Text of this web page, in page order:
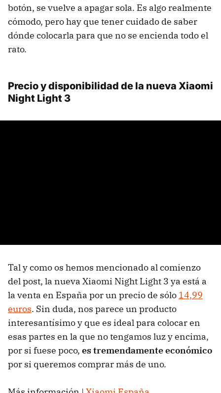
botón, se vuelve a apagar sola. Es algo realmente
cómodo, pero hay que tener cuidado de saber
dónde colocarla para que no se encienda todo el
rato.
Precio y disponibilidad de la nueva Xiaomi
Night Light 3
Tal y como os hemos mencionado al comienzo
del post, la nueva Xiaomi Night Light 3 ya está a
la venta en España por un precio de sólo 14,99
euros. Sin duda, nos parece un producto
interesantísimo y que es ideal para colocar en
esas partes en la que no tengamos luz y encima,
por si fuese poco, es tremendamente económico
por si queremos comprar más de uno.